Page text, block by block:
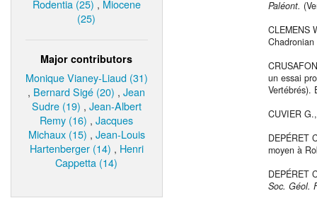
Rodentia (25) , Miocene
(25)
Major contributors
Monique Vianey-Liaud (31)
, Bernard Sigé (20) ,Jean
Sudre (19) , Jean-Albert
Remy (16) ,Jacques
Michaux (15) , Jean-Louis
Hartenberger (14) , Henri
Cappetta (14)
Paléont.
CLEMENS
un essai
Vertébrés).
CUVIER
DEPÉRET
moyen à
DEPÉRET
Soc. Géol.